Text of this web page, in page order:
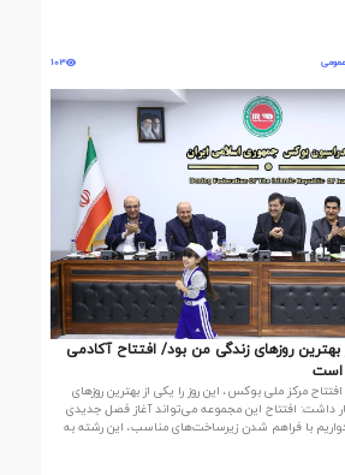
103
بهترین روزهای زندگی من بود/ افتتاح آکادمی
است
مرکز ملی بوکس، این روز را یکی از بهترین روزهای
داشت: افتتاح این مجموعه می‌تواند آغاز فصل جدیدی
با فراهم شدن زیرساخت‌های مناسب، این رشته به